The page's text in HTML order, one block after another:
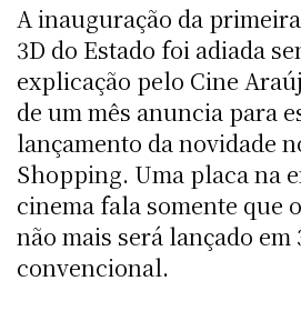
A inauguração da
3D do Estado foi adiada
explicação pelo Cine
de um mês anuncia para
lançamento da novidade
Shopping. Uma placa na
cinema fala somente que
não mais será lançado em
convencional.